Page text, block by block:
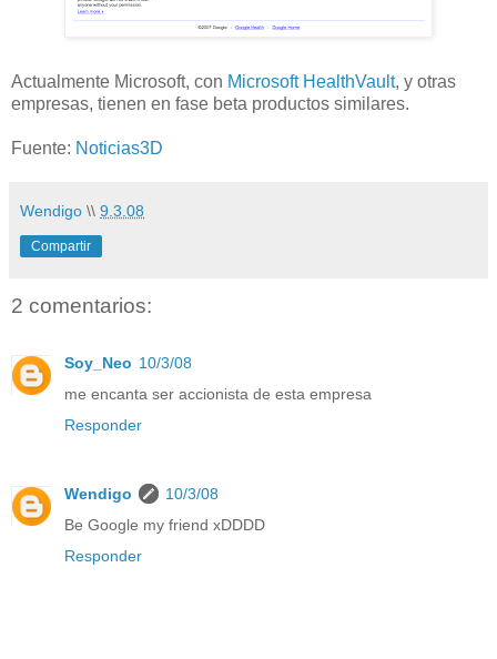
Actualmente Microsoft, con Microsoft HealthVault, y otras
empresas, tienen en fase beta productos similares.
Fuente: Noticias3D
Wendigo \\ 9.3.08
Compartir
2 comentarios:
Soy_Neo 10/3/08
me encanta ser accionista de esta empresa
Responder
Wendigo
10/3/08
Be Google my friend xDDDD
Responder